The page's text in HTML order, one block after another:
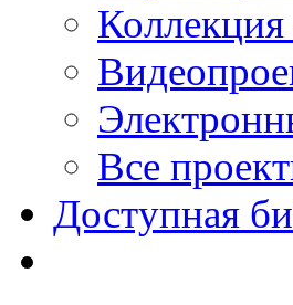
Коллекция
Все
Доступная